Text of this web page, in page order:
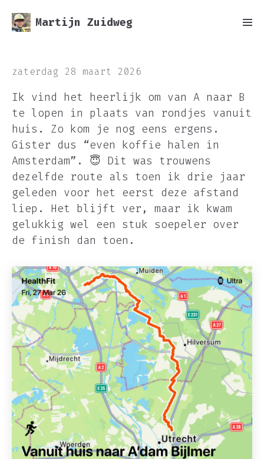
Martijn Zuidweg
zaterdag 28 maart 2026
Ik vind het heerlijk om van A naar B
te lopen in plaats van rondjes vanuit
huis. Zo kom je nog eens ergens.
Gister dus “even koffie halen in
Amsterdam”. 😇 Dit was trouwens
dezelfde route als toen ik drie jaar
geleden voor het eerst deze afstand
liep. Het blijft ver, maar ik kwam
gelukkig wel een stuk soepeler over
de finish dan toen.